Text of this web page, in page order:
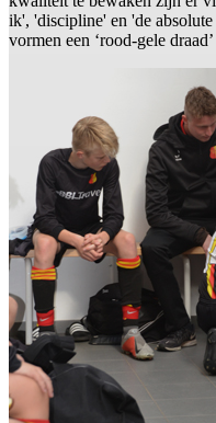
ik', 'discipline' en 'de
vormen een ‘rood-gele